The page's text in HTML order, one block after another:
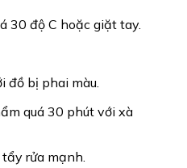
30 độ C hoặc giặt tay.
đồ bị phai màu.
quá 30 phút với xà
rửa mạnh.